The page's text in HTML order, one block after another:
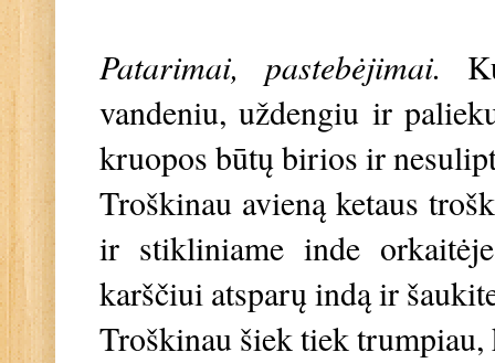
Patarimai, pastebėjimai.
vandeniu, uždengiu ir
kruopos būtų birios ir
Troškinau avieną ketaus
ir stikliniame inde
karščiui atsparų indą ir
Troškinau šiek tiek